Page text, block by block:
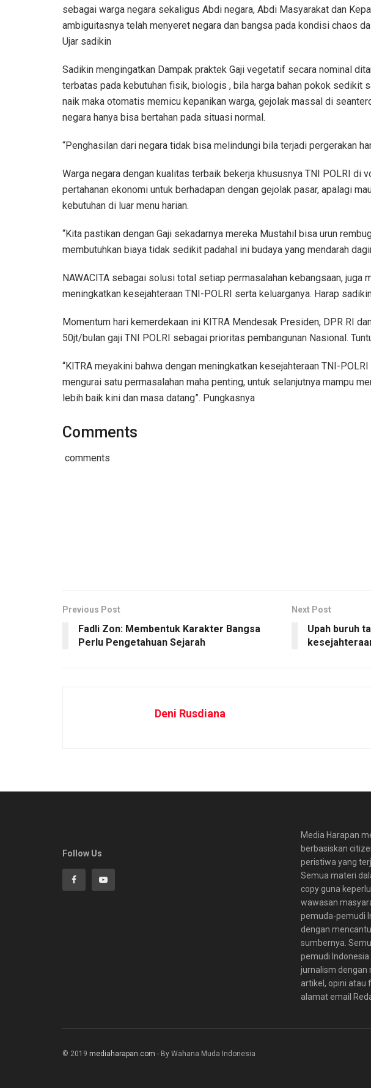
sebagai warga negara sekaligus Abdi negara, Abdi Masyarakat dan
ambiguitasnya telah menyeret negara dan bangsa pada kondisi chaos
Ujar sadikin
Sadikin mengingatkan Dampak praktek Gaji vegetatif secara nominal
terbatas pada kebutuhan fisik, biologis , bila harga bahan pokok sedikit
naik maka otomatis memicu kepanikan warga, gejolak massal di
negara hanya bisa bertahan pada situasi normal.
“Penghasilan dari negara tidak bisa melindungi bila terjadi pergerakan
Warga negara dengan kualitas terbaik bekerja khususnya TNI POLRI di
pertahanan ekonomi untuk berhadapan dengan gejolak pasar, apalagi
kebutuhan di luar menu harian.
“Kita pastikan dengan Gaji sekadarnya mereka Mustahil bisa urun
membutuhkan biaya tidak sedikit padahal ini budaya yang mendarah
NAWACITA sebagai solusi total setiap permasalahan kebangsaan, juga
meningkatkan kesejahteraan TNI-POLRI serta keluarganya. Harap
Momentum hari kemerdekaan ini KITRA Mendesak Presiden, DPR RI
50jt/bulan gaji TNI POLRI sebagai prioritas pembangunan Nasional.
“KITRA meyakini bahwa dengan meningkatkan kesejahteraan TNI-
mengurai satu permasalahan maha penting, untuk selanjutnya mampu
lebih baik kini dan masa datang”. Pungkasnya
Comments
comments
Previous Post
Fadli Zon: Membentuk Karakter Bangsa
Perlu Pengetahuan Sejarah
Next Post
Upah buruh
Deni Rusdiana
Follow Us
Media Harapan
berbasiskan
peristiwa yang
Semua materi
copy guna
wawasan
pemuda-pemudi
dengan
sumbernya.
pemudi
jurnalism dengan
artikel, opini atau
alamat email
© 2019 mediaharapan.com - By Wahana Muda Indonesia